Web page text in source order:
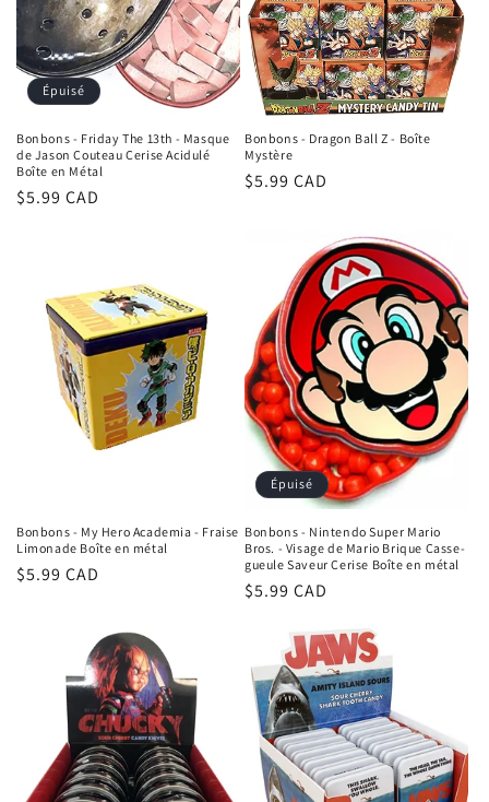
Épuisé
Bonbons - Friday The 13th - Masque
de Jason Couteau Cerise Acidulé
Boîte en Métal
Prix
$5.99 CAD
Bonbons - Dragon Ball Z - Boîte
Mystère
Prix
$5.99 CAD
Bonbons - My Hero Academia - Fraise
Limonade Boîte en métal
Prix
$5.99 CAD
Épuisé
Bonbons - Nintendo Super Mario
Bros. - Visage de Mario Brique Casse-
gueule Saveur Cerise Boîte en métal
Prix
$5.99 CAD